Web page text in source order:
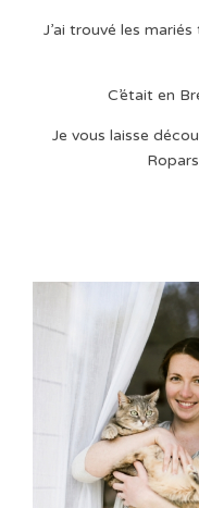
J’ai trouvé les
C’était en
Je vous laisse